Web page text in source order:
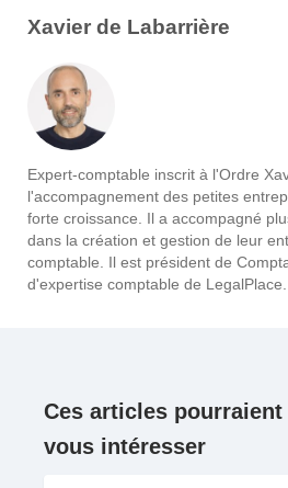
Xavier de Labarrière
Expert-comptable inscrit à l'Ordre
l'accompagnement des petites
forte croissance. Il a accompagné
dans la création et gestion de leur
comptable. Il est président de
d'expertise comptable de LegalPlace.
Ces articles pourraient
vous intéresser